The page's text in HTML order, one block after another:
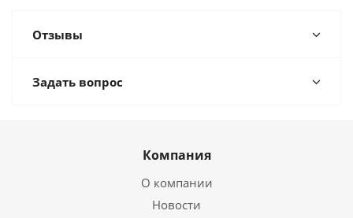
Отзывы
Задать вопрос
Компания
О компании
Новости